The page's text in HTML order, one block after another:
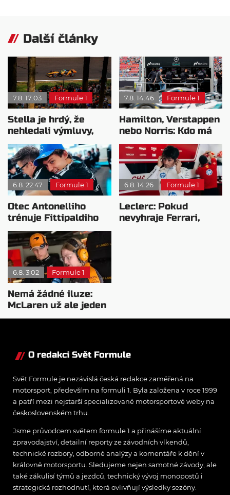
Další články
7.8. 17:03 Formule 1
Stella je hrdý, že
nehledali výmluvy,
proč nedokážou
bojovat o titul
7.8. 14:46 Formule 1
Hamilton, Verstappen
nebo Norris: Kdo má
nejvyšší plat?
6.8. 22:47 Formule 1
Otec Antonelliho
trénuje Fittipaldiho
syna: Brazilec
vychvaluje lídra
6.8. 14:26 Formule 1
Leclerc: Pokud
nevyhraje Ferrari,
6.8. 3:02 Formule 1
Nemá žádné iluze:
McLaren už ale jeden
návrat ze dna dokázal
O redakci Svět Formule
Svět Formule je nezávislá česká redakce zaměřená na
motorsport, především na formuli 1. Byla založena v roce 1999
a patří mezi nejstarší specializované motorsportové weby na
československém trhu.
Jsme průvodcem světem formule 1 a přinášíme aktuální
zpravodajství, detailní reporty ze závodních víkendů,
technické rozbory, odborné analýzy a komentáře k dění v
královně motorsportu. Sledujeme nejen samotné závody, ale
také zákulisí týmů a jezdců, technický vývoj monopostů i
strategická rozhodnutí, která ovlivňují výsledky sezóny.